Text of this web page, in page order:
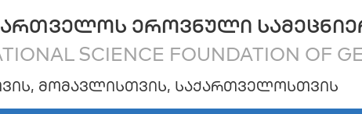
ᲔᲠᲝᲕᲜᲣᲚᲘ
SCIENCE FOUNDATION OF
ᲛᲝᲛᲐᲕᲚᲘᲡᲗᲕᲘᲡ, ᲡᲐᲥᲐᲠᲗᲕᲔᲚᲝᲡᲗᲕᲘᲡ